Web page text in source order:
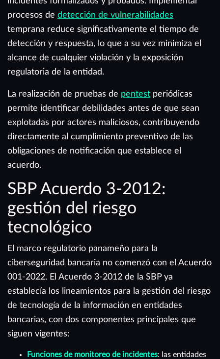
procesos de detección de vulnerabilidades
temprana reduce significativamente el tiempo de
detección y respuesta, lo que a su vez minimiza el
alcance de cualquier violación y la exposición
regulatoria de la entidad.
La realización de pruebas de pentest periódicas
permite identificar debilidades antes de que sean
explotadas por actores maliciosos, contribuyendo
directamente al cumplimiento preventivo de las
obligaciones de notificación que establece el
acuerdo.
SBP Acuerdo 3-2012:
gestión del riesgo
tecnológico
El marco regulatorio panameño para la
ciberseguridad bancaria no comenzó con el Acuerdo
001-2022. El Acuerdo 3-2012 de la SBP ya
establecía los lineamientos para la gestión del riesgo
de tecnología de la información en entidades
bancarias, con dos componentes principales que
siguen vigentes:
Funciones de monitoreo de incidentes: las entidades